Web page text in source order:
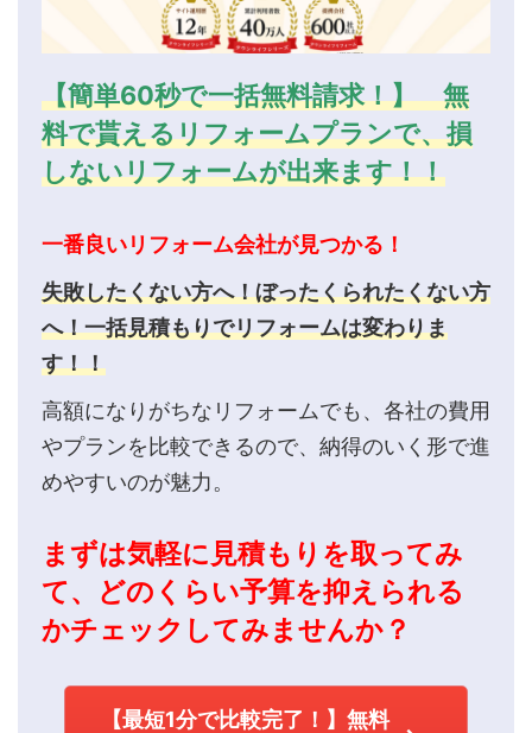
【簡単60秒で一括無料請求！】 無
料で貰えるリフォームプランで、損
しないリフォームが出来ます！！
一番良いリフォーム会社が見つかる！
失敗したくない方へ！ぼったくられたくない方
へ！一括見積もりでリフォームは変わりま
す！！
高額になりがちなリフォームでも、各社の費用
やプランを比較できるので、納得のいく形で進
めやすいのが魅力。
まずは気軽に見積もりを取ってみ
て、どのくらい予算を抑えられる
かチェックしてみませんか？
【最短1分で比較完了！】無料